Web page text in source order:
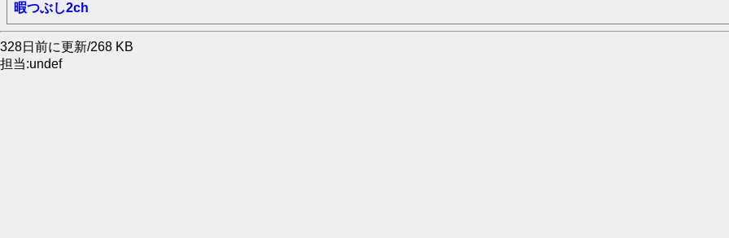
暇つぶし2ch
328日前に更新/268 KB
担当:undef